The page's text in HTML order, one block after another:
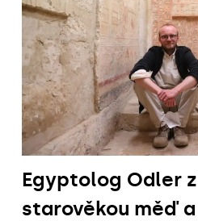
Egyptolog Odler
starověkou měď